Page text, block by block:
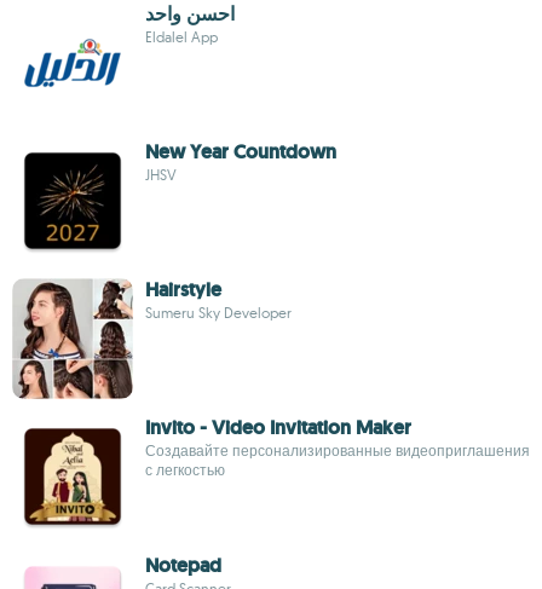
احسن واحد
Eldalel App
New Year Countdown
JHSV
Hairstyle
Sumeru Sky Developer
Invito - Video Invitation Maker
Создавайте персонализированные видеоприглашения
с легкостью
Notepad